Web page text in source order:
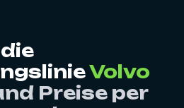
Volvo
Preise per